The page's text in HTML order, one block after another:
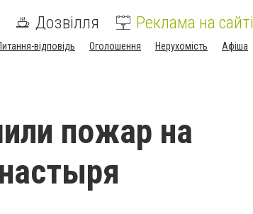
Дозвілля Реклама на сайті
відповідь Оголошення Нерухомість Афіша
пожар на